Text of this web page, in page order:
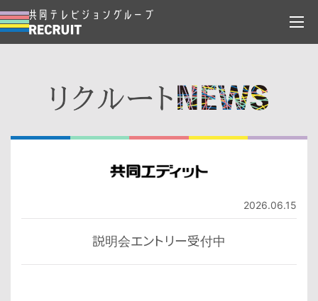
2026.06.15
説明会エントリー受付中